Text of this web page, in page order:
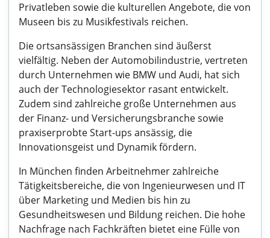
Privatleben sowie die kulturellen Angebote, die von
Museen bis zu Musikfestivals reichen.
Die ortsansässigen Branchen sind äußerst
vielfältig. Neben der Automobilindustrie, vertreten
durch Unternehmen wie BMW und Audi, hat sich
auch der Technologiesektor rasant entwickelt.
Zudem sind zahlreiche große Unternehmen aus
der Finanz- und Versicherungsbranche sowie
praxiserprobte Start-ups ansässig, die
Innovationsgeist und Dynamik fördern.
In München finden Arbeitnehmer zahlreiche
Tätigkeitsbereiche, die von Ingenieurwesen und IT
über Marketing und Medien bis hin zu
Gesundheitswesen und Bildung reichen. Die hohe
Nachfrage nach Fachkräften bietet eine Fülle von